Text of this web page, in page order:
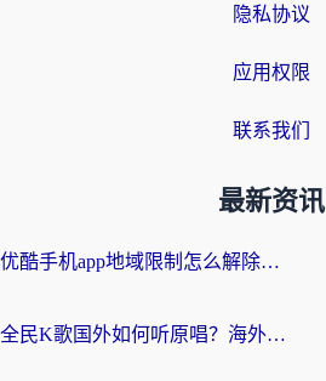
隐私协议
应用权限
联系我们
最新资讯
优酷手机app地域限制怎么解除？海外党亲测有效的追剧方案
全民K歌国外如何听原唱？海外党亲测有效的回国加速器选择指南